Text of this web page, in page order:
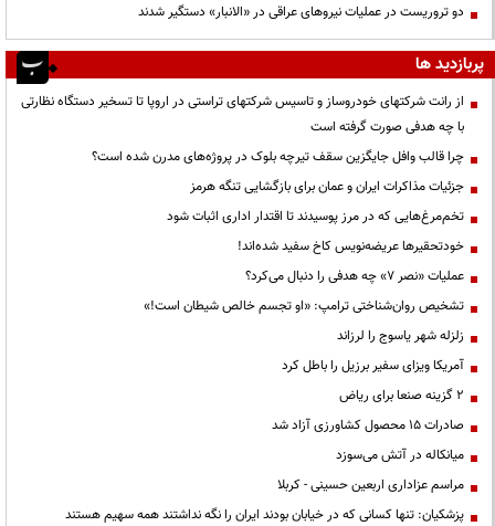
دو تروریست در عملیات نیروهای عراقی در «الانبار» دستگیر شدند
پربازدید ها
از رانت‌ شرکتهای خودروساز و تاسیس شرکتهای تراستی در اروپا تا تسخیر دستگاه نظارتی
با چه هدفی صورت گرفته است
چرا قالب وافل جایگزین سقف تیرچه بلوک در پروژه‌های مدرن شده است؟
جزئیات مذاکرات ایران و عمان برای بازگشایی تنگه هرمز
تخم‌مرغ‌هایی که در مرز پوسیدند تا اقتدار اداری اثبات شود
خودتحقیرها عریضه‌نویس کاخ سفید شده‌اند!
عملیات «نصر ۷» چه هدفی را دنبال می‌کرد؟
تشخیص روان‌شناختی ترامپ: «او تجسم خالص شیطان است!»
زلزله شهر یاسوج را لرزاند
آمریکا ویزای سفیر برزیل را باطل کرد
۲ گزینه صنعا برای ریاض
صادرات ۱۵ محصول کشاورزی آزاد شد
میانکاله در آتش می‌سوزد
مراسم عزاداری اربعین حسینی - کربلا
پزشکیان: تنها کسانی که در خیابان بودند ایران را نگه نداشتند همه سهیم هستند